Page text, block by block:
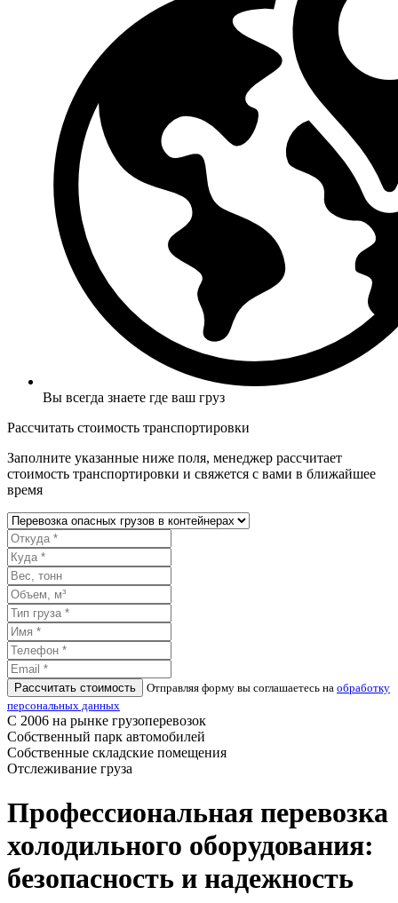
Вы всегда знаете где ваш груз
Рассчитать стоимость транспортировки
Заполните указанные ниже поля, менеджер рассчитает
стоимость транспортировки и свяжется с вами в ближайшее
время
Рассчитать стоимость Отправляя форму вы соглашаетесь на обработку
персональных данных
С 2006 на рынке грузоперевозок
Собственный парк автомобилей
Собственные складские помещения
Отслеживание груза
Профессиональная перевозка
холодильного оборудования:
безопасность и надежность